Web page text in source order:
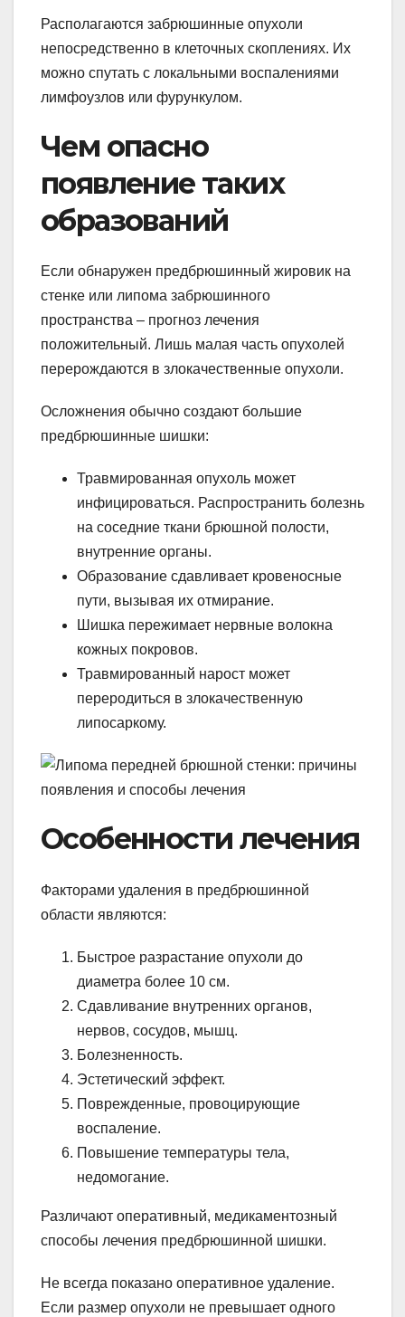
Располагаются забрюшинные опухоли
непосредственно в клеточных скоплениях. Их
можно спутать с локальными воспалениями
лимфоузлов или фурункулом.
Чем опасно
появление таких
образований
Если обнаружен предбрюшинный жировик на
стенке или липома забрюшинного
пространства – прогноз лечения
положительный. Лишь малая часть опухолей
перерождаются в злокачественные опухоли.
Осложнения обычно создают большие
предбрюшинные шишки:
Травмированная опухоль может
инфицироваться. Распространить болезнь
на соседние ткани брюшной полости,
внутренние органы.
Образование сдавливает кровеносные
пути, вызывая их отмирание.
Шишка пережимает нервные волокна
кожных покровов.
Травмированный нарост может
переродиться в злокачественную
липосаркому.
Особенности лечения
Факторами удаления в предбрюшинной
области являются:
Быстрое разрастание опухоли до
диаметра более 10 см.
Сдавливание внутренних органов,
нервов, сосудов, мышц.
Болезненность.
Эстетический эффект.
Поврежденные, провоцирующие
воспаление.
Повышение температуры тела,
недомогание.
Различают оперативный, медикаментозный
способы лечения предбрюшинной шишки.
Не всегда показано оперативное удаление.
Если размер опухоли не превышает одного